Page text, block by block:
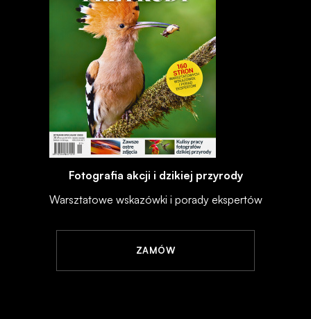
Fotografia akcji i dzikiej przyrody
Warsztatowe wskazówki i porady ekspertów
ZAMÓW